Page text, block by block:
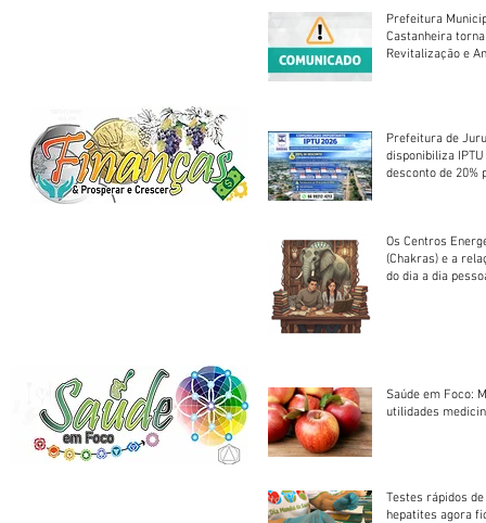
Prefeitura
Castanheira
Revitalização e
Prefeitura de
disponibiliza
desconto de 20%
Os Centros
(Chakras) e a
do dia a dia
Saúde em Foco:
utilidades
Testes rápidos
hepatites agora